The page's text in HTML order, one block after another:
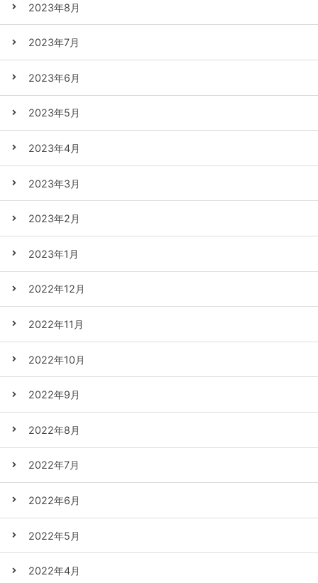
2023年8月
2023年7月
2023年6月
2023年5月
2023年4月
2023年3月
2023年2月
2023年1月
2022年12月
2022年11月
2022年10月
2022年9月
2022年8月
2022年7月
2022年6月
2022年5月
2022年4月